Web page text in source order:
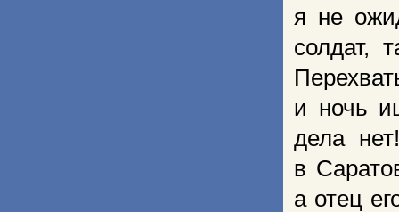
я не
солдат,
и ночь
дела
в
а отец